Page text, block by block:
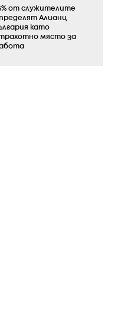
от служителите
Алианц
като
място за